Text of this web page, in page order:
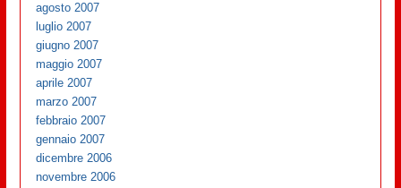
agosto 2007
luglio 2007
giugno 2007
maggio 2007
aprile 2007
marzo 2007
febbraio 2007
gennaio 2007
dicembre 2006
novembre 2006